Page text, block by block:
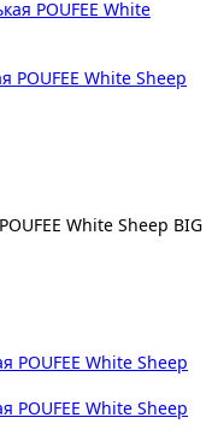
White Sheep
White Sheep BIG